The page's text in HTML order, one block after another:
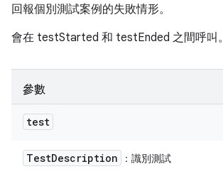
回報個別測試案例的失敗情形。
會在 testStarted 和 testEnded 之間呼叫。
參數
test
TestDescription ：識別測試